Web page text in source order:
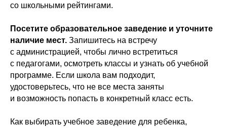
со школьными рейтингами.
Посетите образовательное заведение и уточните
наличие мест. Запишитесь на встречу
с администрацией, чтобы лично встретиться
с педагогами, осмотреть классы и узнать об учебной
программе. Если школа вам подходит,
удостоверьтесь, что не все места заняты
и возможность попасть в конкретный класс есть.
Как выбирать учебное заведение для ребенка,